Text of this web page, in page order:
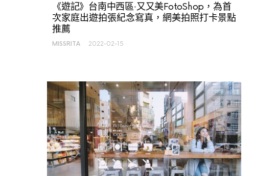
《遊記》台南中西區‧又又美FotoShop，為首
次家庭出遊拍張紀念寫真，網美拍照打卡景點
推薦
MISSRITA 2022-02-15